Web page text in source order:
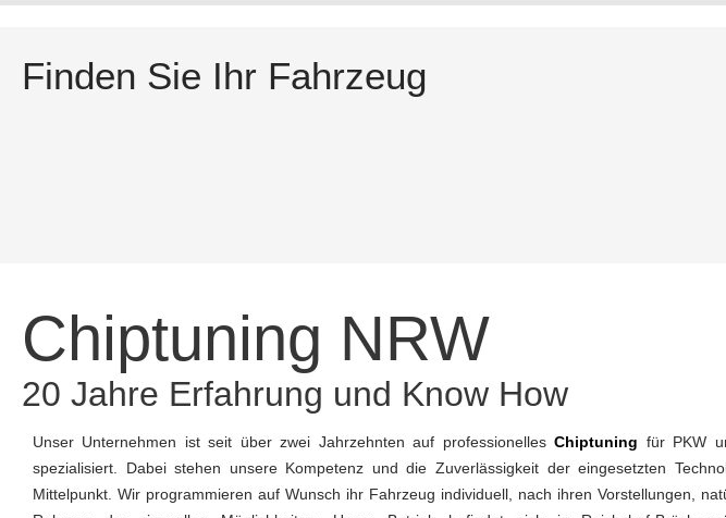
Finden Sie Ihr Fahrzeug
Chiptuning NRW
20 Jahre Erfahrung und Know How
Unser Unternehmen ist seit über zwei Jahrzehnten auf professionellesChiptuning für PKW
spezialisiert. Dabei stehen unsere Kompetenz und die Zuverlässigkeit der eingesetzten
Mittelpunkt. Wir programmieren auf Wunsch ihr Fahrzeug individuell, nach ihren Vorstellungen,